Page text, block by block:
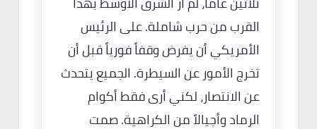
القرب من حرب شاملة. على الرئيس
الأمريكي أن يفرض وقفاً فورياً قبل أن
تخرج الأمور عن السيطرة. الجميع يتحدث
عن الانتصار، لكني أرى فقط أكوام
الرماد وأجيالاً من الكراهية. صمت